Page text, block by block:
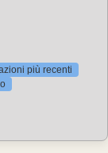
più recenti